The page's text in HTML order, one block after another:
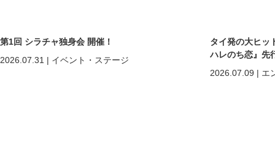
第1回 シラチャ独身会 開催！
2026.07.31 | イベント・ステージ
タイ発の大ヒッ
ハレのち恋』先
2026.07.09 | エ